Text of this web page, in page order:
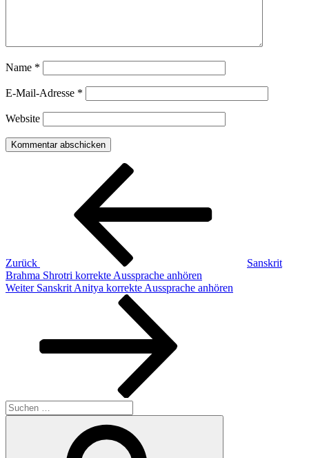
Name *
E-Mail-Adresse *
Website
Beitragsnavigation
Zurück
Sanskrit
Brahma Shrotri korrekte Aussprache anhören
Nächster
Weiter Sanskrit Anitya korrekte Aussprache anhören
Suchen
nach: